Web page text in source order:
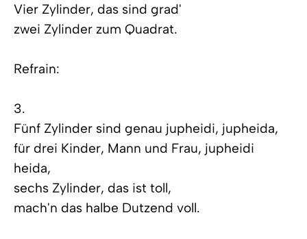
Vier Zylinder, das sind grad'
zwei Zylinder zum Quadrat.
Refrain:
3.
Fünf Zylinder sind genau jupheidi, jupheida,
für drei Kinder, Mann und Frau, jupheidi
heida,
sechs Zylinder, das ist toll,
mach'n das halbe Dutzend voll.